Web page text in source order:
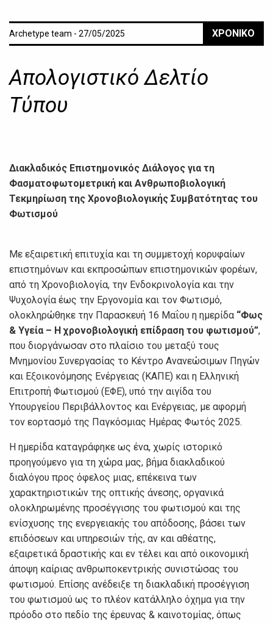
Archetype team - 27/05/2025 ΧΡΟΝΙΚΟ
Απολογιστικό Δελτίο
Τύπου
Διακλαδικός Επιστημονικός Διάλογος για τη
Φασματοφωτομετρική και Ανθρωποβιολογική
Τεκμηρίωση της Χρονοβιολογικής Συμβατότητας του
Φωτισμού
Με εξαιρετική επιτυχία και τη συμμετοχή κορυφαίων
επιστημόνων και εκπροσώπων επιστημονικών φορέων,
από τη Χρονοβιολογία, την Ενδοκρινολογία και την
Ψυχολογία έως την Εργονομία και τον Φωτισμό,
ολοκληρώθηκε την Παρασκευή 16 Μαΐου η ημερίδα “Φως
& Υγεία – Η χρονοβιολογική επίδραση του φωτισμού”,
που διοργάνωσαν στο πλαίσιο του μεταξύ τους
Μνημονίου Συνεργασίας το Κέντρο Ανανεώσιμων Πηγών
και Εξοικονόμησης Ενέργειας (ΚΑΠΕ) και η Ελληνική
Επιτροπή Φωτισμού (ΕΦΕ), υπό την αιγίδα του
Υπουργείου Περιβάλλοντος και Ενέργειας, με αφορμή
τον εορτασμό της Παγκόσμιας Ημέρας Φωτός 2025.
Η ημερίδα καταγράφηκε ως ένα, χωρίς ιστορικό
προηγούμενο για τη χώρα μας, βήμα διακλαδικού
διαλόγου προς όφελος μιας, επέκεινα των
χαρακτηριστικών της οπτικής άνεσης, οργανικά
ολοκληρωμένης προσέγγισης του φωτισμού και της
ενίσχυσης της ενεργειακής του απόδοσης, βάσει των
επιδόσεων και υπηρεσιών τής, αν και αθέατης,
εξαιρετικά δραστικής και εν τέλει και από οικονομική
άποψη καίριας ανθρωποκεντρικής συνιστώσας του
φωτισμού. Επίσης ανέδειξε τη διακλαδική προσέγγιση
του φωτισμού ως το πλέον κατάλληλο όχημα για την
πρόοδο στο πεδίο της έρευνας & καινοτομίας, όπως